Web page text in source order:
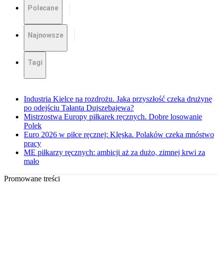
Polecane
Najnowsze
Tagi
Industria Kielce na rozdrożu. Jaka przyszłość czeka drużynę
po odejściu Tałanta Dujszebajewa?
Mistrzostwa Europy piłkarek ręcznych. Dobre losowanie
Polek
Euro 2026 w piłce ręcznej: Klęska. Polaków czeka mnóstwo
pracy
ME piłkarzy ręcznych: ambicji aż za dużo, zimnej krwi za
mało
Promowane treści